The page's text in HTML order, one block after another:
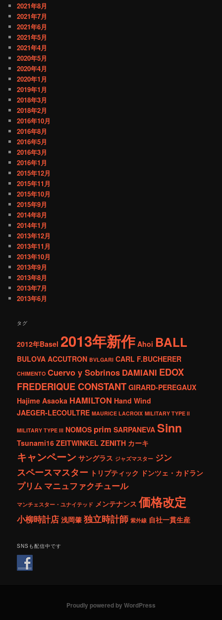
2021年8月
2021年7月
2021年6月
2021年5月
2021年4月
2020年5月
2020年4月
2020年1月
2019年1月
2018年3月
2018年2月
2016年10月
2016年8月
2016年5月
2016年3月
2016年1月
2015年12月
2015年11月
2015年10月
2015年9月
2014年8月
2014年1月
2013年12月
2013年11月
2013年10月
2013年9月
2013年8月
2013年7月
2013年6月
タグ
2012年Basel 2013年新作 Ahoi BALL
BULOVA ACCUTRON BVLGARI CARL F.BUCHERER
CHIMENTO Cuervo y Sobrinos DAMIANI EDOX
FREDERIQUE CONSTANT GIRARD-PEREGAUX
Hajime Asaoka HAMILTON Hand Wind
JAEGER-LECOULTRE MAURICE LACROIX MILITARY TYPE ll
MILITARY TYPE lll NOMOS prim SARPANEVA Sinn
Tsunami16 ZEITWINKEL ZENITH カーキ
キャンペーン サングラス ジャズマスター ジン
スペースマスター トリプティック ドンツェ・カドラン
プリム マニュファクチュール
マンチェスター・ユナイテッド メンテナンス 価格改定
小柳時計店 浅岡肇 独立時計師 紫外線 自社一貫生産
SNSも配信中です
Proudly powered by WordPress